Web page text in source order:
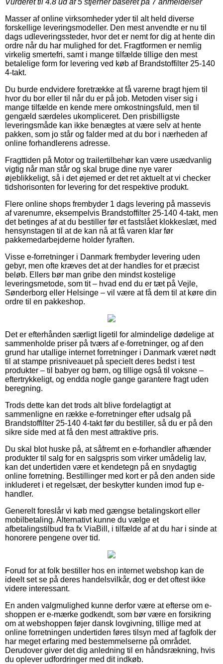
Masser af online virksomheder yder til alt held diverse
forskellige leveringsmodeller. Den mest anvendte er nu til
dags udleveringssteder, hvor det er nemt for dig at hente din
ordre når du har mulighed for det. Fragtformen er nemlig
virkelig smertefri, samt i mange tilfælde tillige den mest
betalelige form for levering ved køb af Brandstoffilter 25-140
4-takt.
Du burde endvidere foretrække at få varerne bragt hjem til
hvor du bor eller til når du er på job. Metoden viser sig i
mange tilfælde en kende mere omkostningsfuld, men til
gengæld særdeles ukompliceret. Den prisbilligste
leveringsmåde kan ikke benægtes at være selv at hente
pakken, som jo står og falder med at du bor i nærheden af
online forhandlerens adresse.
Fragttiden på Motor og trailertilbehør kan være usædvanlig
vigtig når man står og skal bruge dine nye varer
øjeblikkeligt, så i det øjemed er det ret aktuelt at vi checker
tidshorisonten for levering for det respektive produkt.
Flere online shops frembyder 1 dags levering på massevis
af varenumre, eksempelvis Brandstoffilter 25-140 4-takt, men
det betinges af at du bestiller før et fastslået klokkeslæt, med
hensynstagen til at de kan nå at få varen klar før
pakkemedarbejderne holder fyraften.
Visse e-forretninger i Danmark frembyder levering uden
gebyr, men ofte kræves det at der handles for et præcist
beløb. Ellers bør man gribe den mindst kostelige
leveringsmetode, som tit – hvad end du er tæt på Vejle,
Sønderborg eller Helsinge – vil være at få dem til at køre din
ordre til en pakkeshop.
Det er efterhånden særligt ligetil for almindelige dødelige at
sammenholde priser på tværs af e-forretninger, og af den
grund har utallige internet forretninger i Danmark været nødt
til at stampe prisniveauet på specielt deres bedst i test
produkter – til babyer og børn, og tillige også til voksne –
eftertrykkeligt, og endda nogle gange garantere fragt uden
beregning.
Trods dette kan det trods alt blive fordelagtigt at
sammenligne en række e-forretninger efter udsalg på
Brandstoffilter 25-140 4-takt før du bestiller, så du er på den
sikre side med at få den mest attraktive pris.
Du skal blot huske på, at såfremt en e-forhandler afhænder
produkter til salg for en salgspris som virker umådelig lav,
kan det undertiden være et kendetegn på en snydagtig
online forretning. Bestillinger med kort er på den anden side
inkluderet i et regelsæt, der beskytter kunden imod fup e-
handler.
Generelt foreslår vi køb med gængse betalingskort eller
mobilbetaling. Alternativt kunne du vælge et
afbetalingstilbud fra fx ViaBill, i tilfælde af at du har i sinde at
honorere pengene over tid.
Forud for at folk bestiller hos en internet webshop kan de
ideelt set se på deres handelsvilkår, dog er det oftest ikke
videre interessant.
En anden valgmulighed kunne derfor være at efterse om e-
shoppen er e-mærke godkendt, som bør være en forsikring
om at webshoppen føjer dansk lovgivning, tillige med at
online forretningen undertiden føres tilsyn med af fagfolk der
har meget erfaring med bestemmelserne på området.
Derudover giver det dig anledning til en håndsrækning, hvis
du oplever udfordringer med dit indkøb.